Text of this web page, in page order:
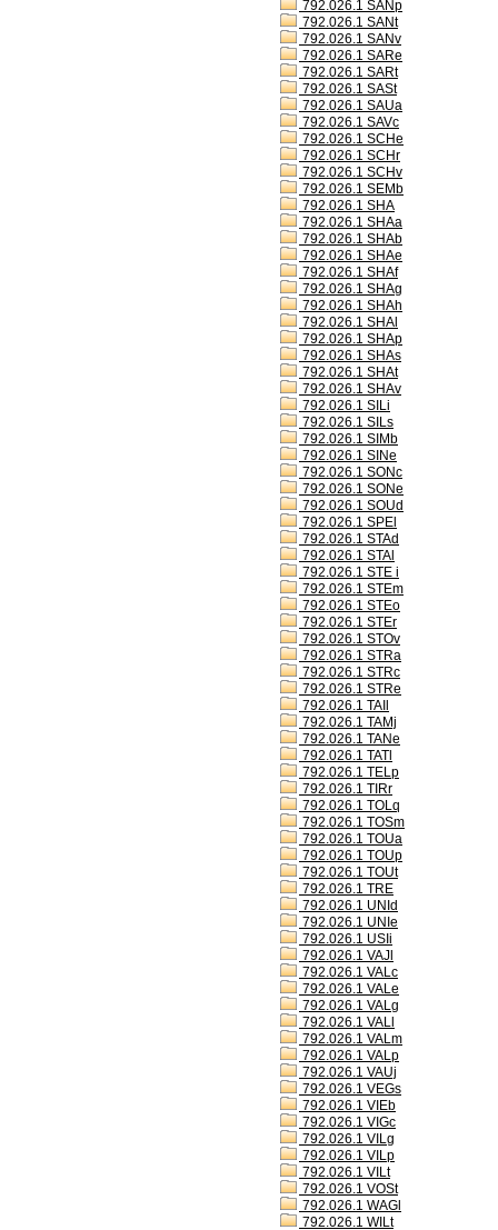
792.026.1 SANp
792.026.1 SANt
792.026.1 SANv
792.026.1 SARe
792.026.1 SARt
792.026.1 SASt
792.026.1 SAUa
792.026.1 SAVc
792.026.1 SCHe
792.026.1 SCHr
792.026.1 SCHv
792.026.1 SEMb
792.026.1 SHA
792.026.1 SHAa
792.026.1 SHAb
792.026.1 SHAe
792.026.1 SHAf
792.026.1 SHAg
792.026.1 SHAh
792.026.1 SHAl
792.026.1 SHAp
792.026.1 SHAs
792.026.1 SHAt
792.026.1 SHAv
792.026.1 SILi
792.026.1 SILs
792.026.1 SIMb
792.026.1 SINe
792.026.1 SONc
792.026.1 SONe
792.026.1 SOUd
792.026.1 SPEl
792.026.1 STAd
792.026.1 STAl
792.026.1 STE i
792.026.1 STEm
792.026.1 STEo
792.026.1 STEr
792.026.1 STOv
792.026.1 STRa
792.026.1 STRc
792.026.1 STRe
792.026.1 TAIl
792.026.1 TAMj
792.026.1 TANe
792.026.1 TATl
792.026.1 TELp
792.026.1 TIRr
792.026.1 TOLq
792.026.1 TOSm
792.026.1 TOUa
792.026.1 TOUp
792.026.1 TOUt
792.026.1 TRE
792.026.1 UNId
792.026.1 UNIe
792.026.1 USIi
792.026.1 VAJl
792.026.1 VALc
792.026.1 VALe
792.026.1 VALg
792.026.1 VALl
792.026.1 VALm
792.026.1 VALp
792.026.1 VAUj
792.026.1 VEGs
792.026.1 VIEb
792.026.1 VIGc
792.026.1 VILg
792.026.1 VILp
792.026.1 VILt
792.026.1 VOSt
792.026.1 WAGl
792.026.1 WILt